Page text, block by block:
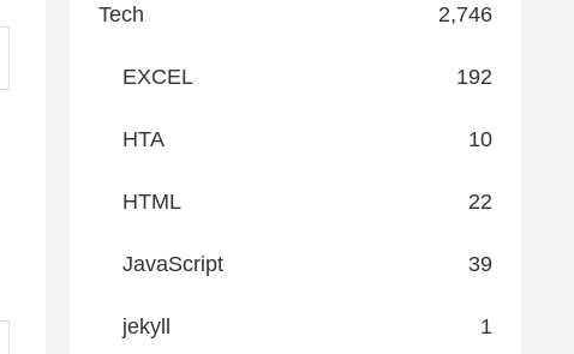
Tech 2,746
EXCEL 192
HTA 10
HTML 22
JavaScript 39
jekyll 1